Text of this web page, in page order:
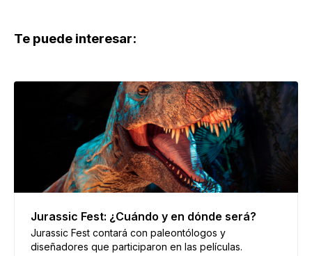
Te puede interesar:
Jurassic Fest: ¿Cuándo y en dónde será?
Jurassic Fest contará con paleontólogos y
diseñadores que participaron en las películas.